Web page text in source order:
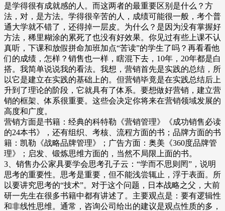
是学得很有成就感的人。而这两者的最重要区别是什么？方
法，对，是方法。学得很辛苦的人，成绩可能很一般，考个普
通大学就不错了，还得掉一层皮。为什么？是因为没有掌握好
方法，稀里糊涂的累死了也没有好效果。你见过有些上课不认
真听，下课和放假拼命加班加点“苦读”的学生了吗？再看看他
们的成绩，怎样？销售也一样，瞎混下去，10年，20年都是白
搭。我简单说说我的看法。我想，营销首先是实践的总结，所
以它是建立在实践的基础上的。但营销毕竟是在实践总结后上
升到了理论的阶段，它就具有了体系。要想做好营销，建立营
销的框架、体系很重要。这些会决定你将来在营销领域发展的
高度和广度。
营销方面是书籍：经典的科特勒《营销管理》《成功销售必读
的24本书》，还有组织、考核、流程方面的书；品牌方面的书
籍：凯勒《战略品牌管理》；广告方面：奥美《360度品牌管
理》；启发、锻炼思维方面的，当然不局限上面的书。
3、销售办公家具要学会思考孔子云：“学而不思则罔”，说明
思考的重要性。思考是重要，但不能浅尝辄止，浮于表面。所
以要讲究思考的“技术”。对于这个问题，日本战略之父，大前
研一先生在很多书籍中都有讲述了。主要观点是：要有逻辑性
和非线性思维。通常，咨询公司给出的建议是观点性质的多，